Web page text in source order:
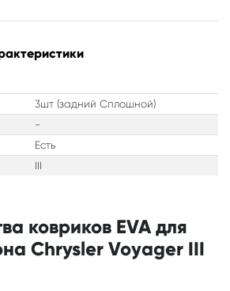
3шт (задний Сплошной)
-
Есть
III
ковриков EVA для
Chrysler Voyager III